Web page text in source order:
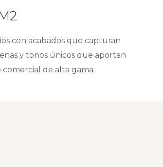
con acabados que capturan
y tonos únicos que aportan
de alta gama.